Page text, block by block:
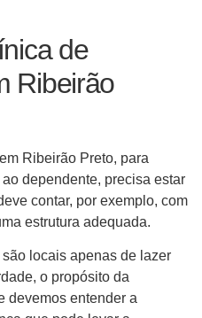
de
Ribeirão
Ribeirão Preto, para
dependente, precisa estar
contar, por exemplo, com
estrutura adequada.
locais apenas de lazer
o propósito da
devemos entender a